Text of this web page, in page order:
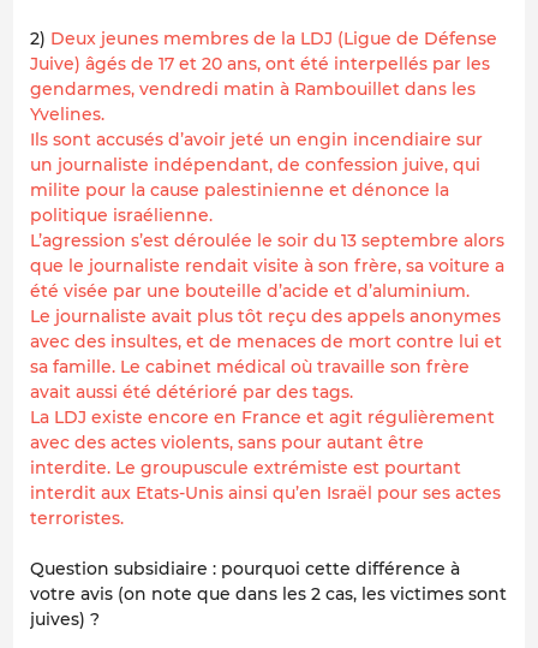
2) Deux jeunes membres de la LDJ (Ligue de Défense
Juive) âgés de 17 et 20 ans, ont été interpellés par les
gendarmes, vendredi matin à Rambouillet dans les
Yvelines.
Ils sont accusés d’avoir jeté un engin incendiaire sur
un journaliste indépendant, de confession juive, qui
milite pour la cause palestinienne et dénonce la
politique israélienne.
L’agression s’est déroulée le soir du 13 septembre alors
que le journaliste rendait visite à son frère, sa voiture a
été visée par une bouteille d’acide et d’aluminium.
Le journaliste avait plus tôt reçu des appels anonymes
avec des insultes, et de menaces de mort contre lui et
sa famille. Le cabinet médical où travaille son frère
avait aussi été détérioré par des tags.
La LDJ existe encore en France et agit régulièrement
avec des actes violents, sans pour autant être
interdite. Le groupuscule extrémiste est pourtant
interdit aux Etats-Unis ainsi qu’en Israël pour ses actes
terroristes.
Question subsidiaire : pourquoi cette différence à
votre avis (on note que dans les 2 cas, les victimes sont
juives) ?